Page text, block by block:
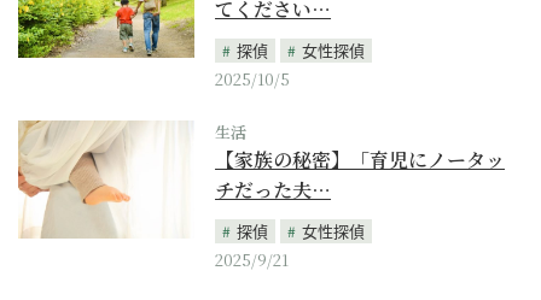
てください…
探偵
女性探偵
2025/10/5
生活
【家族の秘密】「育児にノータッ
チだった夫…
探偵
女性探偵
2025/9/21